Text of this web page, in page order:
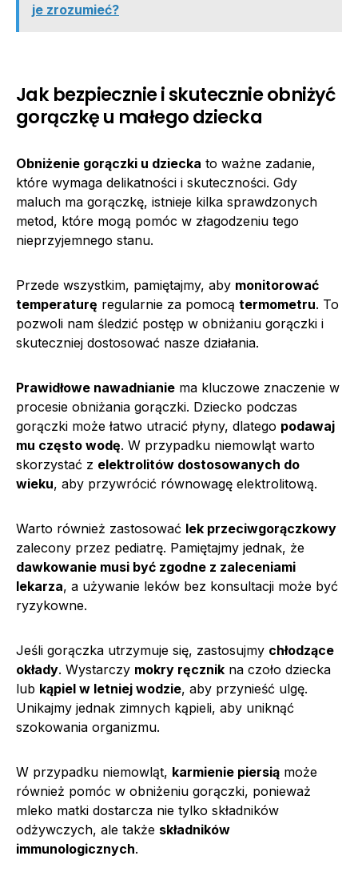
je zrozumieć?
Jak bezpiecznie i skutecznie obniżyć
gorączkę u małego dziecka
Obniżenie gorączki u dziecka to ważne zadanie,
które wymaga delikatności i skuteczności. Gdy
maluch ma gorączkę, istnieje kilka sprawdzonych
metod, które mogą pomóc w złagodzeniu tego
nieprzyjemnego stanu.
Przede wszystkim, pamiętajmy, aby monitorować
temperaturę regularnie za pomocą termometru. To
pozwoli nam śledzić postęp w obniżaniu gorączki i
skuteczniej dostosować nasze działania.
Prawidłowe nawadnianie ma kluczowe znaczenie w
procesie obniżania gorączki. Dziecko podczas
gorączki może łatwo utracić płyny, dlatego podawaj
mu często wodę. W przypadku niemowląt warto
skorzystać z elektrolitów dostosowanych do
wieku, aby przywrócić równowagę elektrolitową.
Warto również zastosować lek przeciwgorączkowy
zalecony przez pediatrę. Pamiętajmy jednak, że
dawkowanie musi być zgodne z zaleceniami
lekarza, a używanie leków bez konsultacji może być
ryzykowne.
Jeśli gorączka utrzymuje się, zastosujmy chłodzące
okłady. Wystarczy mokry ręcznik na czoło dziecka
lub kąpiel w letniej wodzie, aby przynieść ulgę.
Unikajmy jednak zimnych kąpieli, aby uniknąć
szokowania organizmu.
W przypadku niemowląt, karmienie piersią może
również pomóc w obniżeniu gorączki, ponieważ
mleko matki dostarcza nie tylko składników
odżywczych, ale także składników
immunologicznych.